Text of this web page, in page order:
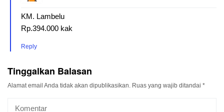
KM. Lambelu
Rp.394.000 kak
Reply
Tinggalkan Balasan
Alamat email Anda tidak akan dipublikasikan. Ruas yang wajib ditandai *